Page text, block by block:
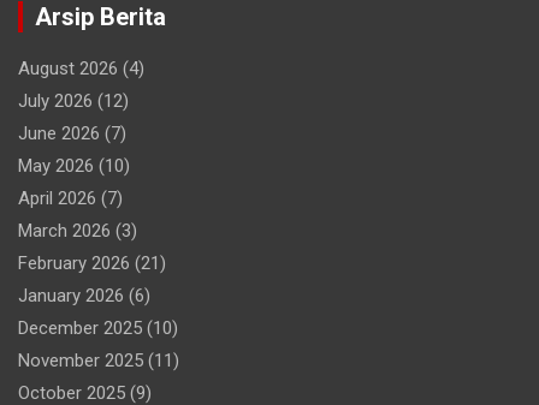
Arsip Berita
August 2026 (4)
July 2026 (12)
June 2026 (7)
May 2026 (10)
April 2026 (7)
March 2026 (3)
February 2026 (21)
January 2026 (6)
December 2025 (10)
November 2025 (11)
October 2025 (9)